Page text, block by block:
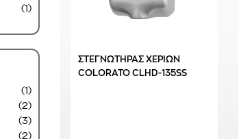
(1)
(1)
(2)
(3)
(2)
ΣΤΕΓΝΩΤΗΡΑΣ ΧΕΡΙΩΝ
COLORATO CLHD-135SS